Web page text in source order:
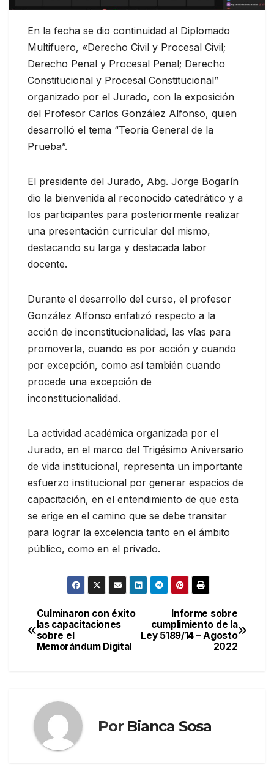
En la fecha se dio continuidad al Diplomado
Multifuero, «Derecho Civil y Procesal Civil;
Derecho Penal y Procesal Penal; Derecho
Constitucional y Procesal Constitucional”
organizado por el Jurado, con la exposición
del Profesor Carlos González Alfonso, quien
desarrolló el tema “Teoría General de la
Prueba”.
El presidente del Jurado, Abg. Jorge Bogarín
dio la bienvenida al reconocido catedrático y a
los participantes para posteriormente realizar
una presentación curricular del mismo,
destacando su larga y destacada labor
docente.
Durante el desarrollo del curso, el profesor
González Alfonso enfatizó respecto a la
acción de inconstitucionalidad, las vías para
promoverla, cuando es por acción y cuando
por excepción, como así también cuando
procede una excepción de
inconstitucionalidad.
La actividad académica organizada por el
Jurado, en el marco del Trigésimo Aniversario
de vida institucional, representa un importante
esfuerzo institucional por generar espacios de
capacitación, en el entendimiento de que esta
se erige en el camino que se debe transitar
para lograr la excelencia tanto en el ámbito
público, como en el privado.
Navegación
de
Informe sobre
cumplimiento de la
Ley 5189/14 – Agosto
2022
Culminaron con éxito
las capacitaciones
sobre el
Memorándum Digital
Por Bianca Sosa